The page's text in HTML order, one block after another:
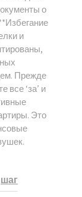
о
и
Прежде
все ‘за’ и
Это
шаг